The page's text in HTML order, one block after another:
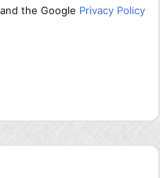
the Google Privacy Policy